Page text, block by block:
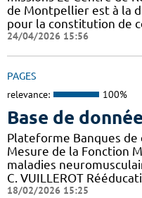
de Montpellier est à la
pour la constitution de
24/04/2026 15:56
PAGES
relevance: 100%
Base de
Plateforme Banques
Mesure de la Fonction
maladies
C. VUILLEROT
18/02/2026 15:25